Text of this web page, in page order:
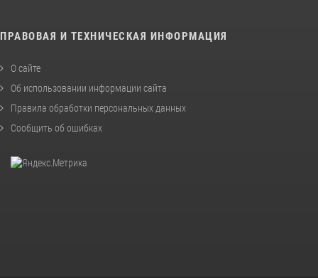
ПРАВОВАЯ И ТЕХНИЧЕСКАЯ ИНФОРМАЦИЯ
О сайте
Об использовании информации сайта
Правила обработки персональных данных
Сообщить об ошибках